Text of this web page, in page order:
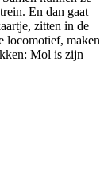
En dan gaat
zitten in de
locomotief, maken
Mol is zijn